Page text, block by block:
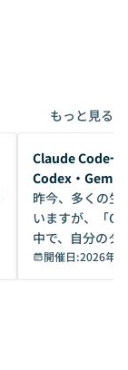
もっと見る
開催前
Claude Code一
Codex・
昨今、多くの生
いますが、「
中で、自分のタ
いいのか」を自
か？ 「なんとなく誰かが良いと言っていた
開催日:2026年8